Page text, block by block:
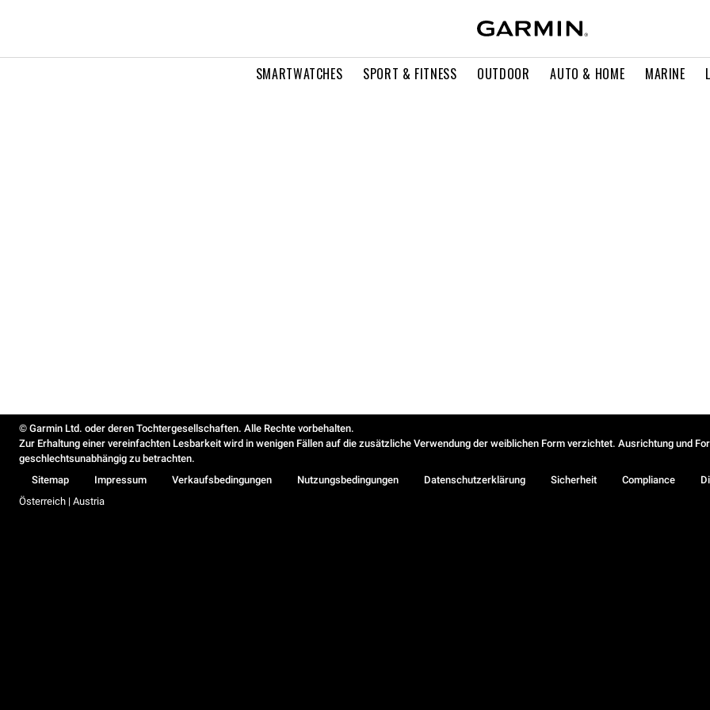
SMARTWATCHES SPORT & FITNESS OUTDOOR AUTO & HOME MARINE
© Garmin Ltd. oder deren Tochtergesellschaften. Alle Rechte vorbehalten.
Zur Erhaltung einer vereinfachten Lesbarkeit wird in wenigen Fällen auf die zusätzliche Verwendung der weiblichen Form verzichtet. Ausrichtung und
geschlechtsunabhängig zu betrachten.
Sitemap
Impressum Verkaufsbedingungen Nutzungsbedingungen Datenschutzerklärung Sicherheit Compliance
Österreich | Austria